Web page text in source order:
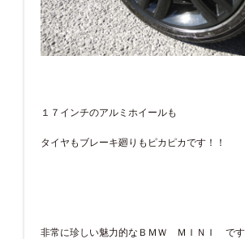
１７インチのアルミホイールも
タイヤもブレーキ廻りもピカピカです！！
非常に珍しい魅力的なＢＭＷ ＭＩＮＩ で